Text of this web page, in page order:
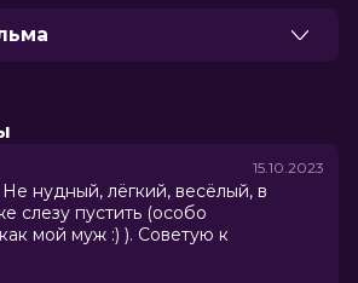
строительная империя растет.
Василий ни в грош не ставит и
на деньги. Однажды Вася
а, когда приходит в себя, к
что каким-то
превратился в маленького
15.10.2023
нудный, лёгкий, весёлый, в
слезу пустить (особо
мой муж :) ). Советую к